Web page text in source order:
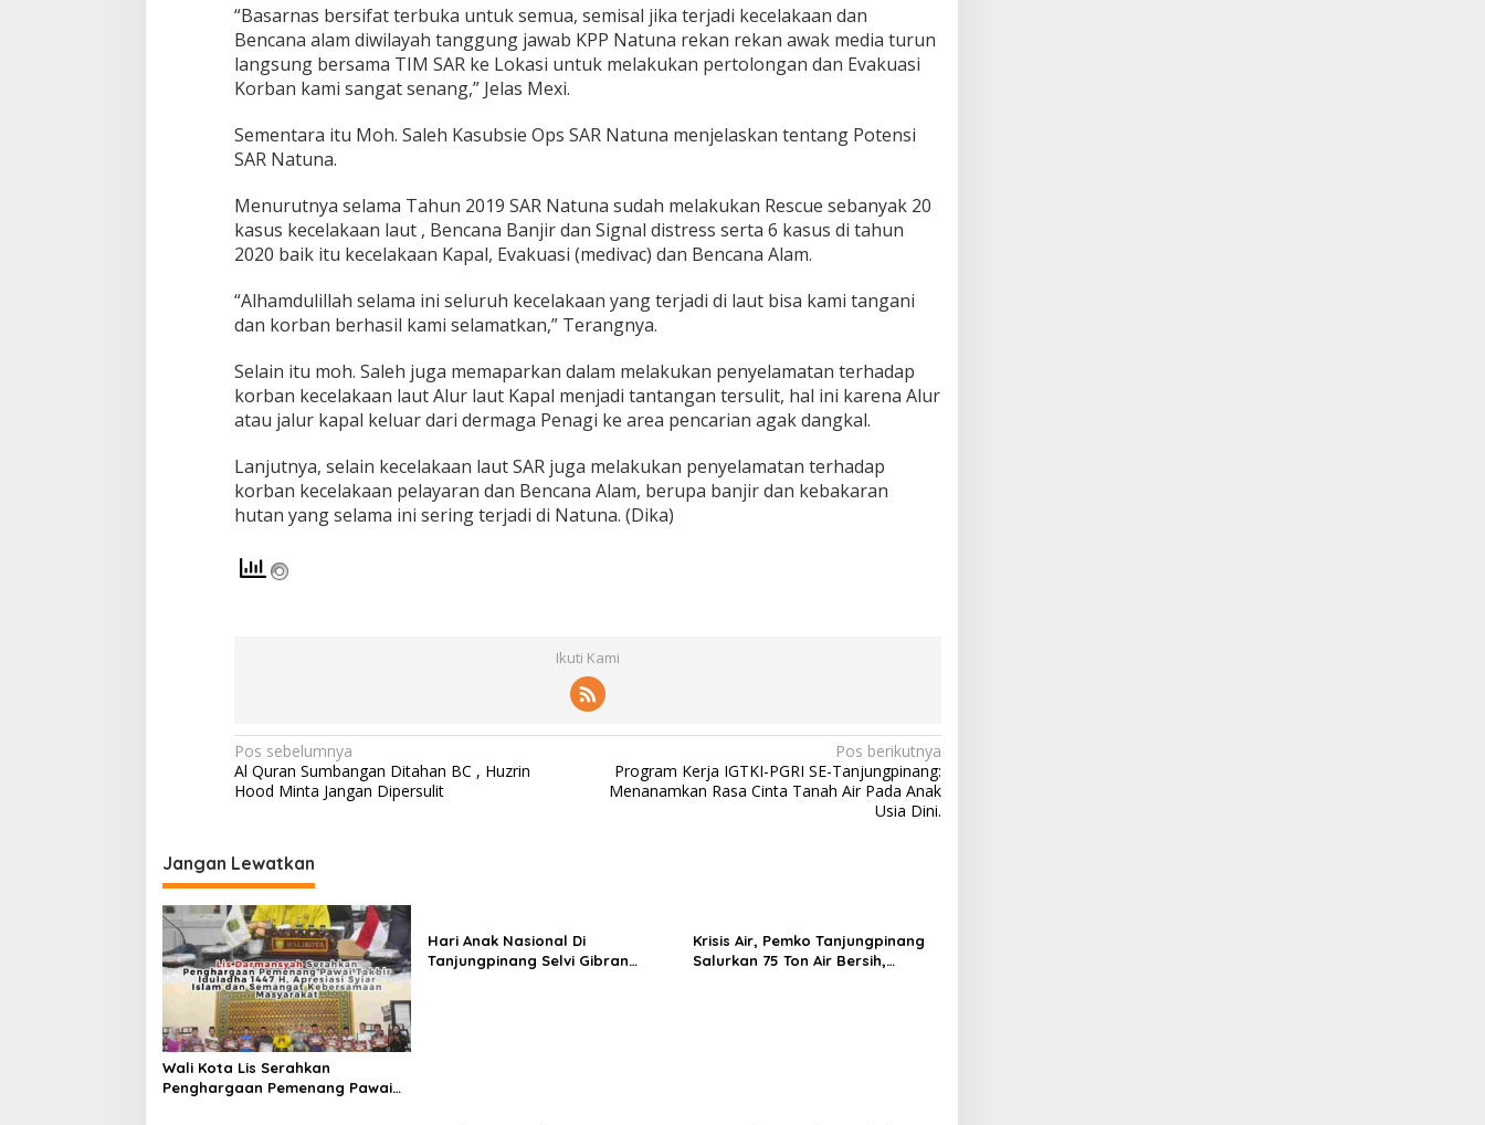
“Basarnas bersifat terbuka untuk semua, semisal jika terjadi kecelakaan dan
Bencana alam diwilayah tanggung jawab KPP Natuna rekan rekan awak media turun
langsung bersama TIM SAR ke Lokasi untuk melakukan pertolongan dan Evakuasi
Korban kami sangat senang,” Jelas Mexi.
Sementara itu Moh. Saleh Kasubsie Ops SAR Natuna menjelaskan tentang Potensi
SAR Natuna.
Menurutnya selama Tahun 2019 SAR Natuna sudah melakukan Rescue sebanyak 20
kasus kecelakaan laut , Bencana Banjir dan Signal distress serta 6 kasus di tahun
2020 baik itu kecelakaan Kapal, Evakuasi (medivac) dan Bencana Alam.
“Alhamdulillah selama ini seluruh kecelakaan yang terjadi di laut bisa kami tangani
dan korban berhasil kami selamatkan,” Terangnya.
Selain itu moh. Saleh juga memaparkan dalam melakukan penyelamatan terhadap
korban kecelakaan laut Alur laut Kapal menjadi tantangan tersulit, hal ini karena Alur
atau jalur kapal keluar dari dermaga Penagi ke area pencarian agak dangkal.
Lanjutnya, selain kecelakaan laut SAR juga melakukan penyelamatan terhadap
korban kecelakaan pelayaran dan Bencana Alam, berupa banjir dan kebakaran
hutan yang selama ini sering terjadi di Natuna. (Dika)
Ikuti Kami
N
a
i
g
a
s
i
p
o
s
Pos sebelumnya
Al Quran Sumbangan Ditahan BC , Huzrin
Hood Minta Jangan Dipersulit
Pos berikutnya
Program Kerja IGTKI-PGRI SE-Tanjungpinang:
Menanamkan Rasa Cinta Tanah Air Pada Anak
Usia Dini.
Jangan Lewatkan
Wali Kota Lis Serahkan
Penghargaan Pemenang Pawai
Hari Anak Nasional Di
Tanjungpinang Selvi Gibran
Krisis Air, Pemko Tanjungpinang
Salurkan 75 Ton Air Bersih,